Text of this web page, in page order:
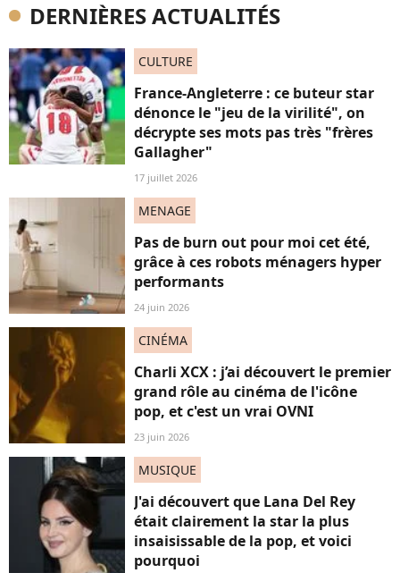
DERNIÈRES ACTUALITÉS
CULTURE
France-Angleterre : ce buteur star
dénonce le "jeu de la virilité", on
décrypte ses mots pas très "frères
Gallagher"
17 juillet 2026
MENAGE
Pas de burn out pour moi cet été,
grâce à ces robots ménagers hyper
performants
24 juin 2026
CINÉMA
Charli XCX : j’ai découvert le premier
grand rôle au cinéma de l'icône
pop, et c'est un vrai OVNI
23 juin 2026
MUSIQUE
J'ai découvert que Lana Del Rey
était clairement la star la plus
insaisissable de la pop, et voici
pourquoi